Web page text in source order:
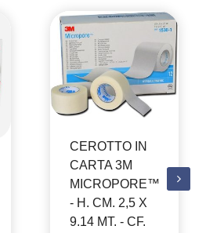
CEROTTO IN
CARTA 3M
MICROPORE™
- H. CM. 2,5 X
9.14 MT. - CF.